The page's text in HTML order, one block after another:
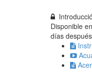
Disponible en
días